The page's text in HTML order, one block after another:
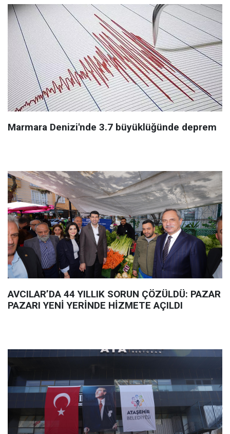
Marmara Denizi'nde 3.7 büyüklüğünde deprem
AVCILAR’DA 44 YILLIK SORUN ÇÖZÜLDÜ: PAZAR
PAZARI YENİ YERİNDE HİZMETE AÇILDI